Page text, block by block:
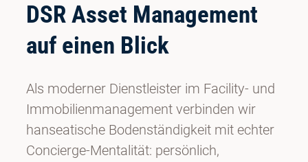
DSR Asset Management
auf einen Blick
Als moderner Dienstleister im Facility‑ und
Immobilienmanagement verbinden wir
hanseatische Bodenständigkeit mit echter
Concierge‑Mentalität: persönlich,